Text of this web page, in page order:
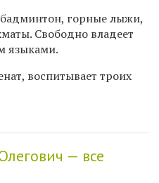
горные лыжи,
Свободно владеет
языками.
воспитывает троих
— все